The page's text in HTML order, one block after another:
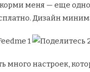
меня — еще одно
Дизайн
много настроек,